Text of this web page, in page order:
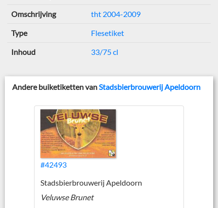
Omschrijving tht 2004-2009
Type Flesetiket
Inhoud 33/75 cl
Andere buiketiketten vanStadsbierbrouwerij Apeldoorn
#42493
Stadsbierbrouwerij Apeldoorn
Veluwse Brunet